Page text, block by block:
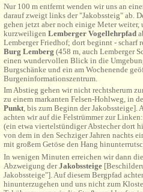
Nur 100 m entfernt wenden wir uns an
darauf zweigt links der "Jakobssteig" ab.
gehen jetzt aber noch einige Meter weiter,
kurzweiligen Lemberger Vogellehrpfad
Lemberger Friedhof; dort beginnt - scharf
Burg Lemberg (458 m, auch Lemberger
einen wundervollen Blick in die
Burgschänke und ein am Wochenende
Burgeninformationszentrum.
Im Abstieg gehen wir nicht rechtsherum
zu einem markanten Felsen-Hohlweg, in
Punkt, bis zum Beginn der Jakobssteige].
achten wir auf die Felstrümmer zur
(ein etwa viertelstündiger Abstecher dort
von dem in den Sechziger Jahren nachts
mit großem Getöse den Hang
In wenigen Minuten erreichen wir dann
Abzweigung derJakobssteige
Jakobssteige"]. Auf diesem Bergpfad
hinunterzugehen und uns nicht zum